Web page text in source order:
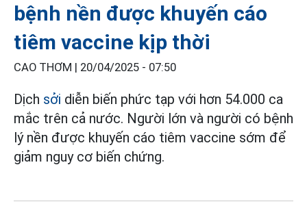
bệnh nền được khuyến cáo
tiêm vaccine kịp thời
CAO THƠM | 20/04/2025 - 07:50
Dịch sởi diễn biến phức tạp với hơn 54.000 ca
mắc trên cả nước. Người lớn và người có bệnh
lý nền được khuyến cáo tiêm vaccine sớm để
giảm nguy cơ biến chứng.